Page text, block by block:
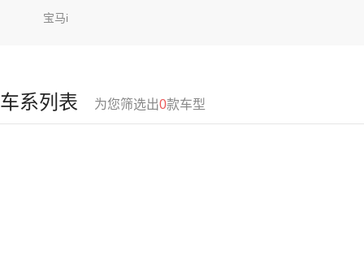
宝马i
车系列表 为您筛选出0款车型